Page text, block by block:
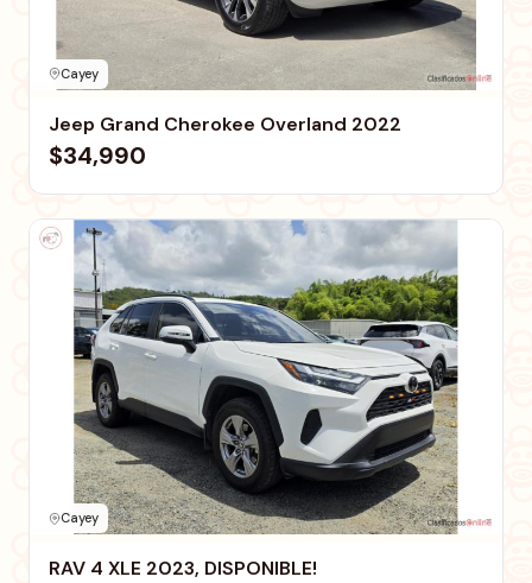
Cayey
Jeep Grand Cherokee Overland 2022
$34,990
Cayey
RAV 4 XLE 2023, DISPONIBLE!